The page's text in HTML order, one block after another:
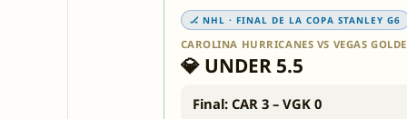
🏒 NHL · FINAL DE LA COPA STANLEY G6
CAROLINA HURRICANES VS VEGAS
💎 UNDER 5.5
Final: CAR 3 – VGK 0